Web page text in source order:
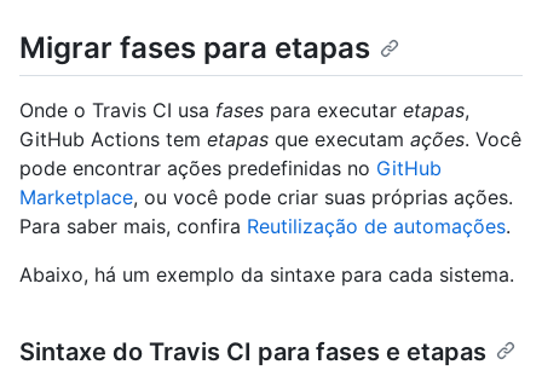
Migrar fases para etapas
Onde o Travis CI usa fases para executar etapas,
GitHub Actions tem etapas que executam ações. Você
pode encontrar ações predefinidas no GitHub
Marketplace, ou você pode criar suas próprias ações.
Para saber mais, confira Reutilização de automações.
Abaixo, há um exemplo da sintaxe para cada sistema.
Sintaxe do Travis CI para fases e etapas